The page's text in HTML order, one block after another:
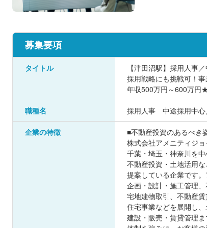
募集要項
タイトル
【津田沼駅】採用人事
採用戦略にも挑戦可！
年収500万円～600万円
職種名 採用人事 中途採用中心
企業の特徴
■不動産投資のあるべき
株式会社アメニティジ
千葉・埼玉・神奈川を
不動産投資・土地活用
提案している企業です
企画・設計・施工管理、
宅地建物取引、不動産賃
住宅事業などを展開し
建設・販売・賃貸管理